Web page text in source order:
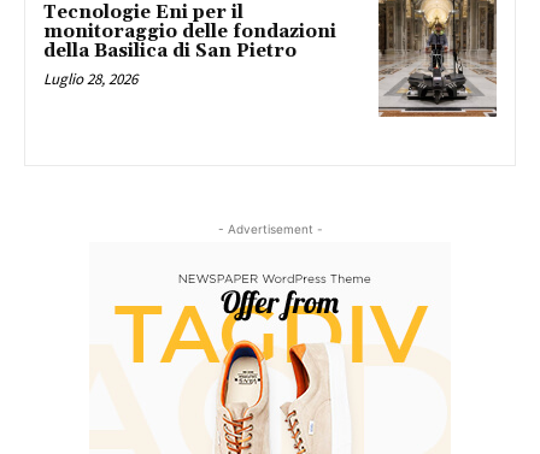
Tecnologie Eni per il
monitoraggio delle fondazioni
della Basilica di San Pietro
Luglio 28, 2026
- Advertisement -